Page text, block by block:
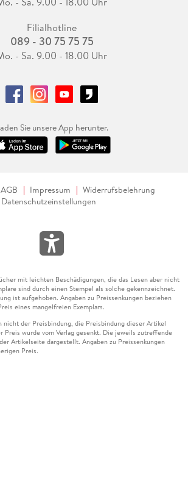
Filialhotline
089 - 30 75 75 75
- Sa. 9.00 - 18.00 Uhr
Sie unsere App herunter.
AGB Impressum
Widerrufsbelehrung
Datenschutzeinstellungen
mit leichten Beschädigungen, die das Lesen aber nicht
sind durch einen Stempel als solche gekennzeichnet.
ist aufgehoben. Angaben zu Preissenkungen beziehen
eines mangelfreien Exemplars.
nicht der Preisbindung, die Preisbindung dieser Artikel
Preis wurde vom Verlag gesenkt. Die jeweils zutreffende
Artikelseite dargestellt. Angaben zu Preissenkungen
Preis.